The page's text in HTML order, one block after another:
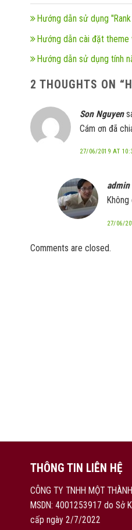
Hướng dẫn sử dụng "Rank
Hướng dẫn cài đặt
Hướng dẫn sử dụng tính
2 THOUGHTS ON “
Son Nguyen
Cám ơn đã
27/06/2019 AT
admin
27/06/
Comments are closed.
THÔNG TIN LIÊN HỆ
CÔNG TY TNHH MỘT
MSDN: 4001253917 do Sở
cấp ngày 2/7/2022